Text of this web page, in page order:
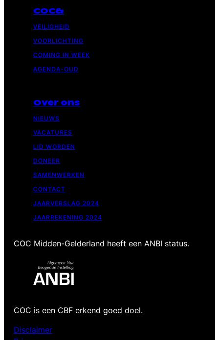
COC&
VEILIGHEID
VOORLICHTING
COMING IN WEEK
AGENDA-OUD
Over ons
NIEUWS
VACATURES
LID WORDEN
DONEER
SAMENWERKEN
CONTACT
JAARVERSLAG 2024
JAARREKENING 2024
COC Midden-Gelderland heeft een ANBI status.
COC is een CBF erkend goed doel.
Disclaimer